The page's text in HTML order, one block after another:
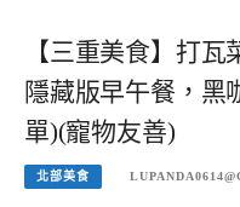
【三重美食】打
隱藏版早午餐，黑
單)(寵物友善)
北部美食